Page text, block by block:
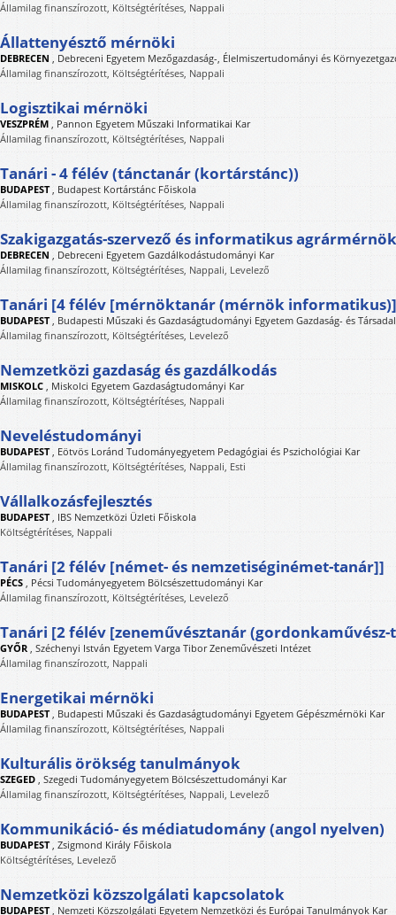
Államilag finanszírozott, Költségtérítéses, Nappali
Állattenyésztő mérnöki
DEBRECEN , Debreceni Egyetem Mezőgazdaság-, Élelmiszertudományi és
Államilag finanszírozott, Költségtérítéses, Nappali
Logisztikai mérnöki
VESZPRÉM , Pannon Egyetem Műszaki Informatikai Kar
Államilag finanszírozott, Költségtérítéses, Nappali
Tanári - 4 félév (tánctanár (kortárstánc))
BUDAPEST, Budapest Kortárstánc Főiskola
Államilag finanszírozott, Költségtérítéses, Nappali
Szakigazgatás-szervező és informatikus
DEBRECEN , Debreceni Egyetem Gazdálkodástudományi Kar
Államilag finanszírozott, Költségtérítéses, Nappali, Levelező
Tanári [4 félév [mérnöktanár (mérnök
BUDAPEST, Budapesti Műszaki és Gazdaságtudományi Egyetem Gazdaság- és
Államilag finanszírozott, Költségtérítéses, Levelező
Nemzetközi gazdaság és gazdálkodás
MISKOLC , Miskolci Egyetem Gazdaságtudományi Kar
Államilag finanszírozott, Költségtérítéses, Nappali
Neveléstudományi
BUDAPEST, Eötvös Loránd Tudományegyetem Pedagógiai és Pszichológiai Kar
Államilag finanszírozott, Költségtérítéses, Nappali, Esti
Vállalkozásfejlesztés
BUDAPEST, IBS Nemzetközi Üzleti Főiskola
Költségtérítéses, Nappali
Tanári [2 félév [német- és nemzetiséginémet-tanár]]
PÉCS , Pécsi Tudományegyetem Bölcsészettudományi Kar
Államilag finanszírozott, Költségtérítéses, Levelező
Tanári [2 félév [zeneművésztanár
GYŐR , Széchenyi István Egyetem Varga Tibor Zeneművészeti Intézet
Államilag finanszírozott, Nappali
Energetikai mérnöki
BUDAPEST, Budapesti Műszaki és Gazdaságtudományi Egyetem Gépészmérnöki Kar
Államilag finanszírozott, Költségtérítéses, Nappali
Kulturális örökség tanulmányok
SZEGED , Szegedi Tudományegyetem Bölcsészettudományi Kar
Államilag finanszírozott, Költségtérítéses, Nappali, Levelező
Kommunikáció- és médiatudomány (angol nyelven)
BUDAPEST, Zsigmond Király Főiskola
Költségtérítéses, Levelező
Nemzetközi közszolgálati kapcsolatok
BUDAPEST, Nemzeti Közszolgálati Egyetem Nemzetközi és Európai Tanulmányok Kar